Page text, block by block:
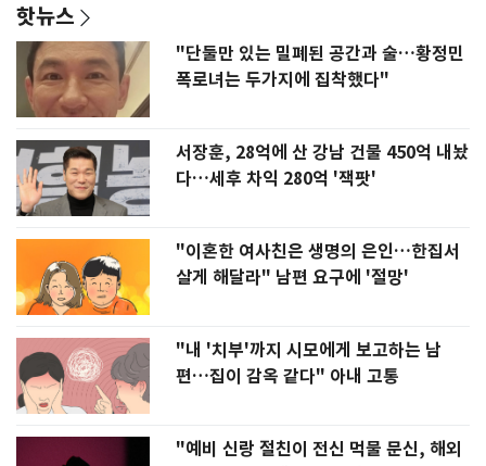
핫뉴스
"단둘만 있는 밀폐된 공간과 술…황정민
폭로녀는 두가지에 집착했다"
서장훈, 28억에 산 강남 건물 450억 내놨
다…세후 차익 280억 '잭팟'
"이혼한 여사친은 생명의 은인…한집서
살게 해달라" 남편 요구에 '절망'
"내 '치부'까지 시모에게 보고하는 남
편…집이 감옥 같다" 아내 고통
"예비 신랑 절친이 전신 먹물 문신, 해외